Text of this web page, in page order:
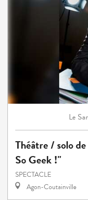
Le
Théâtre / solo
So Geek !"
SPECTACLE
Agon-Coutainville